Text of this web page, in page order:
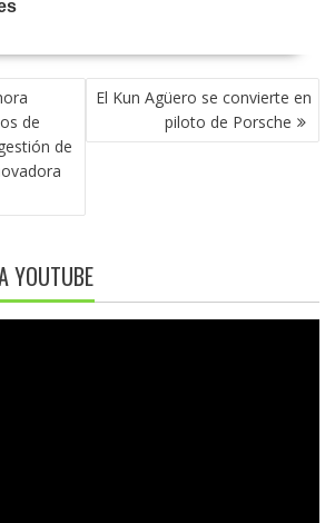
de
de
El Kun Agüero se convierte en
piloto de Porsche
YOUTUBE